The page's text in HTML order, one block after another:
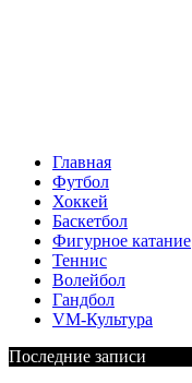
Главная
Футбол
Хоккей
Баскетбол
Фигурное катание
Теннис
Волейбол
Гандбол
VM-Культура
Последние записи